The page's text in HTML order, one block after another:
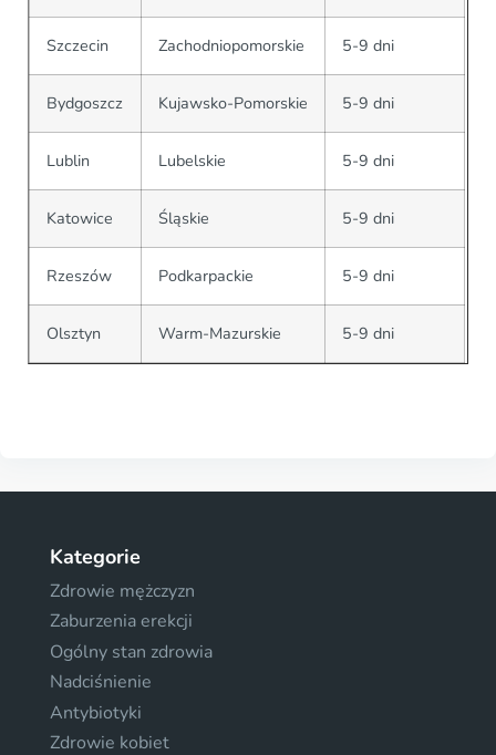
Szczecin Zachodniopomorskie 5-9 dni
Bydgoszcz Kujawsko-Pomorskie 5-9 dni
Lublin Lubelskie 5-9 dni
Katowice Śląskie 5-9 dni
Rzeszów Podkarpackie 5-9 dni
Olsztyn Warm-Mazurskie 5-9 dni
Kategorie
Zdrowie mężczyzn
Zaburzenia erekcji
Ogólny stan zdrowia
Nadciśnienie
Antybiotyki
Zdrowie kobiet